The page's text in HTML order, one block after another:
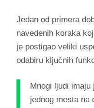
Jedan od primera
navedenih koraka
je postigao veliki
odabiru ključnih
Mnogi ljudi
jednog mesta na